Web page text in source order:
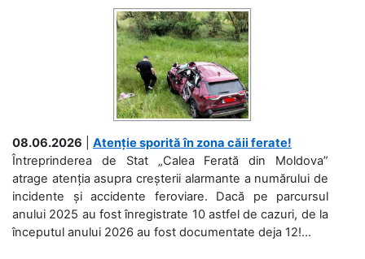
08.06.2026
Atenție sporită în zona căii ferate!
Întreprinderea de Stat „Calea Ferată din Moldova”
atrage atenția asupra creșterii alarmante a numărului de
incidente și accidente feroviare. Dacă pe parcursul
anului 2025 au fost înregistrate 10 astfel de cazuri, de la
începutul anului 2026 au fost documentate deja 12!...